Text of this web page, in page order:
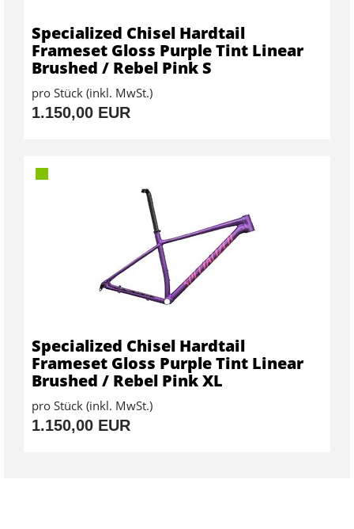
Specialized Chisel Hardtail
Frameset Gloss Purple Tint Linear
Brushed / Rebel Pink S
pro Stück (inkl. MwSt.)
1.150,00 EUR
Specialized Chisel Hardtail
Frameset Gloss Purple Tint Linear
Brushed / Rebel Pink XL
pro Stück (inkl. MwSt.)
1.150,00 EUR